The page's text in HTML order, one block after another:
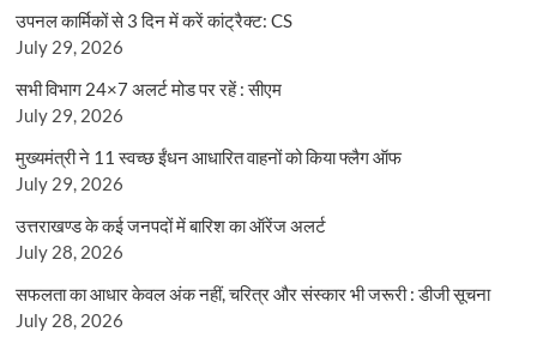
उपनल कार्मिकों से 3 दिन में करें कांट्रैक्ट: CS
July 29, 2026
सभी विभाग 24×7 अलर्ट मोड पर रहें : सीएम
July 29, 2026
मुख्यमंत्री ने 11 स्वच्छ ईंधन आधारित वाहनों को किया फ्लैग ऑफ
July 29, 2026
उत्तराखण्ड के कई जनपदों में बारिश का ऑरेंज अलर्ट
July 28, 2026
सफलता का आधार केवल अंक नहीं, चरित्र और संस्कार भी जरूरी : डीजी सूचना
July 28, 2026